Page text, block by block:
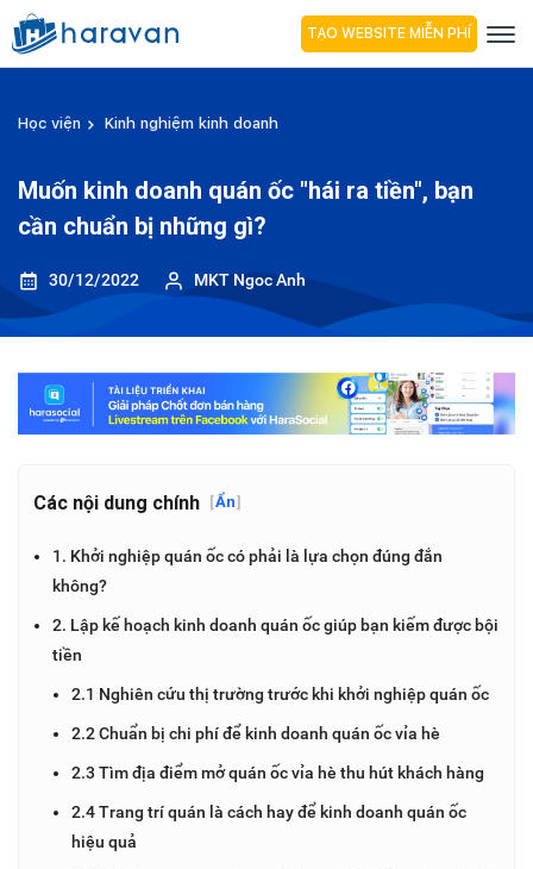
TẠO WEBSITE MIỄN PHÍ
Học viện Kinh nghiệm kinh doanh
Muốn kinh doanh quán ốc "hái ra tiền", bạn
cần chuẩn bị những gì?
30/12/2022 MKT Ngoc Anh
Các nội dung chính [Ẩn]
1. Khởi nghiệp quán ốc có phải là lựa chọn đúng đắn
không?
2. Lập kế hoạch kinh doanh quán ốc giúp bạn kiếm được bội
tiền
2.1 Nghiên cứu thị trường trước khi khởi nghiệp quán ốc
2.2 Chuẩn bị chi phí để kinh doanh quán ốc vỉa hè
2.3 Tìm địa điểm mở quán ốc vỉa hè thu hút khách hàng
2.4 Trang trí quán là cách hay để kinh doanh quán ốc
hiệu quả